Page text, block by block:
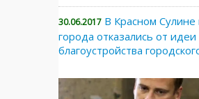
30.06.2017 В Красном Сулине
города отказались от идеи
благоустройства